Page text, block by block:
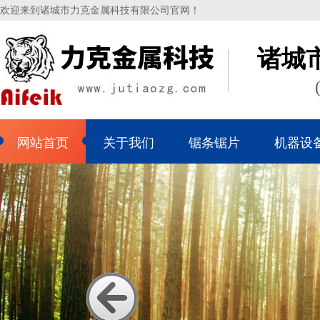
欢迎来到诸城市力克金属科技有限公司官网！
诸城
网站首页 关于我们 锯条锯片 机器设